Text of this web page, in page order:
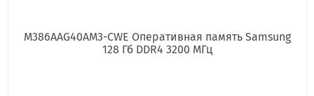
M386AAG40AM3-CWE Оперативная память Samsung
128 Гб DDR4 3200 МГц